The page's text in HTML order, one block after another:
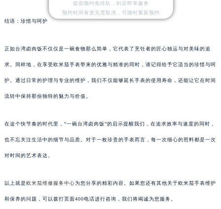
结语：珍惜与呵护
正如台湾卤肉饭不仅仅是一碗食物那么简单，它代表了烹饪者的匠心独运与对美味的追
求。同样地，在享受欧米茄手表带来的优雅与精准的同时，请记得给予它适当的珍惜与呵
护。通过日常的护理与专业的维护，我们不仅能够延长手表的使用寿命，还能让它在时间
流转中保持那份独特的魅力与价值。
在这个快节奏的时代里，“一碗台湾卤肉饭”的启示提醒我们，在追求效率与速度的同时，
也不忘关注生活中的细节与品质。对于一枚珍贵的手表而言，每一次细心的照料都是一次
对时间的艺术表达。
以上就是欧米茄维修服务中心为您分享的精彩内容。如果您还有其他关于欧米茄手表维护
和保养的问题，可以拨打页面400电话进行咨询，我们将竭诚为您服务。
提前预约免排队，到店即享服务
预约时间有变无需取消，可随时重新预约